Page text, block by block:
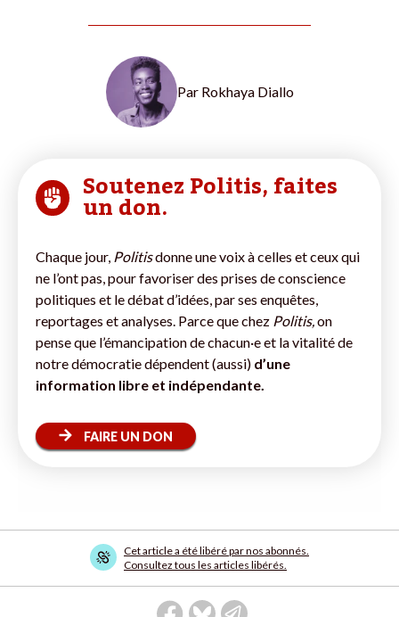
Cet article a été libéré par nos abonnés.
Consultez tous les articles libérés.
Par Rokhaya Diallo
Soutenez Politis, faites
un don.
Chaque jour, Politisdonne une voix à celles et ceux qui
ne l’ont pas, pour favoriser des prises de conscience
politiques et le débat d’idées, par ses enquêtes,
reportages et analyses. Parce que chez Politis,on
pense que l’émancipation de chacun·e et la vitalité de
notre démocratie dépendent (aussi) d’une
information libre et indépendante.
FAIRE UN DON